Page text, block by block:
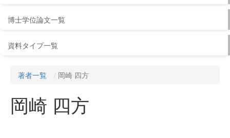
博士学位論文一覧
資料タイプ一覧
著者一覧 岡崎 四方
岡崎 四方